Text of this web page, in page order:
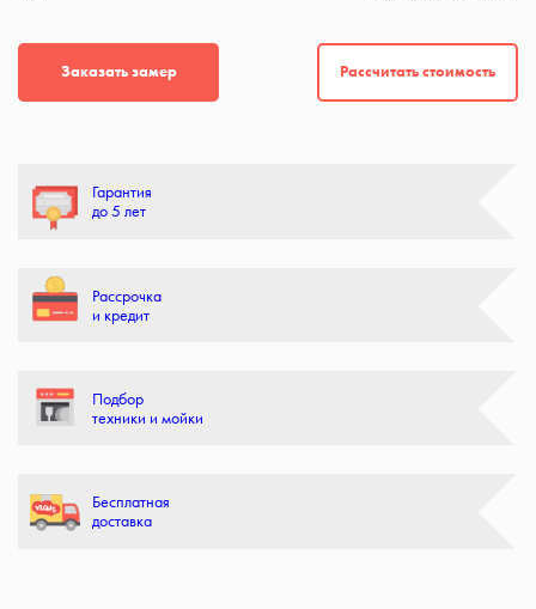
Заказать замер Рассчитать стоимость
Гарантия
до 5 лет
Рассрочка
и кредит
Подбор
техники и мойки
Бесплатная
доставка